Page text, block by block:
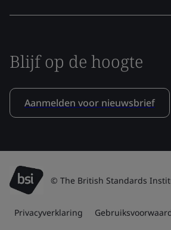
Blijf op de hoogte
Aanmelden voor nieuwsbrief
© The British Standards
Privacyverklaring